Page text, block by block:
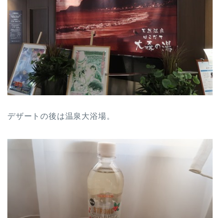
デザートの後は温泉大浴場。